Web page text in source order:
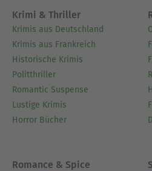
Krimi & Thriller
Krimis aus Deutschland
Krimis aus Frankreich
Historische Krimis
Politthriller
Romantic Suspense
Lustige Krimis
Horror Bücher
Romance & Spice